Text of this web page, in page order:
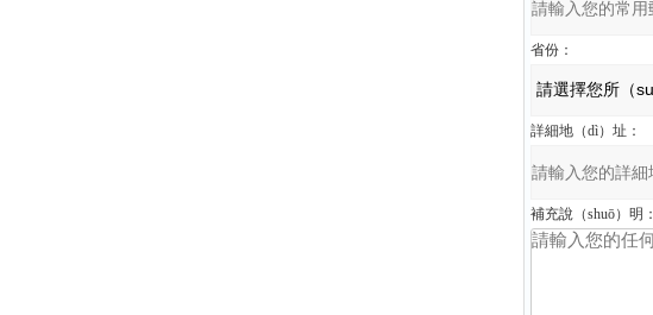
省份：
詳細地（dì）址：
補充說（shuō）明：